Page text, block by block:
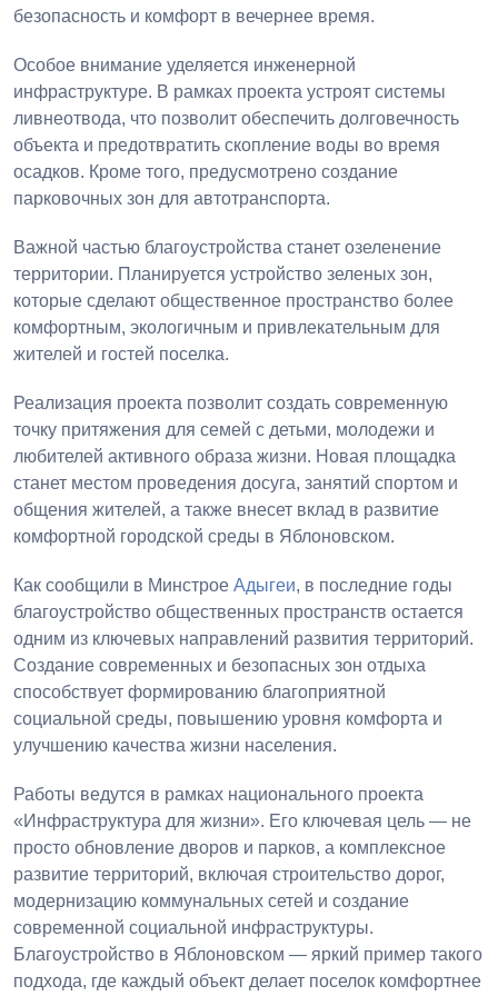
безопасность и комфорт в вечернее время.
Особое внимание уделяется инженерной
инфраструктуре. В рамках проекта устроят системы
ливнеотвода, что позволит обеспечить долговечность
объекта и предотвратить скопление воды во время
осадков. Кроме того, предусмотрено создание
парковочных зон для автотранспорта.
Важной частью благоустройства станет озеленение
территории. Планируется устройство зеленых зон,
которые сделают общественное пространство более
комфортным, экологичным и привлекательным для
жителей и гостей поселка.
Реализация проекта позволит создать современную
точку притяжения для семей с детьми, молодежи и
любителей активного образа жизни. Новая площадка
станет местом проведения досуга, занятий спортом и
общения жителей, а также внесет вклад в развитие
комфортной городской среды в Яблоновском.
Как сообщили в Минстрое Адыгеи, в последние годы
благоустройство общественных пространств остается
одним из ключевых направлений развития территорий.
Создание современных и безопасных зон отдыха
способствует формированию благоприятной
социальной среды, повышению уровня комфорта и
улучшению качества жизни населения.
Работы ведутся в рамках национального проекта
«Инфраструктура для жизни». Его ключевая цель — не
просто обновление дворов и парков, а комплексное
развитие территорий, включая строительство дорог,
модернизацию коммунальных сетей и создание
современной социальной инфраструктуры.
Благоустройство в Яблоновском — яркий пример такого
подхода, где каждый объект делает поселок комфортнее